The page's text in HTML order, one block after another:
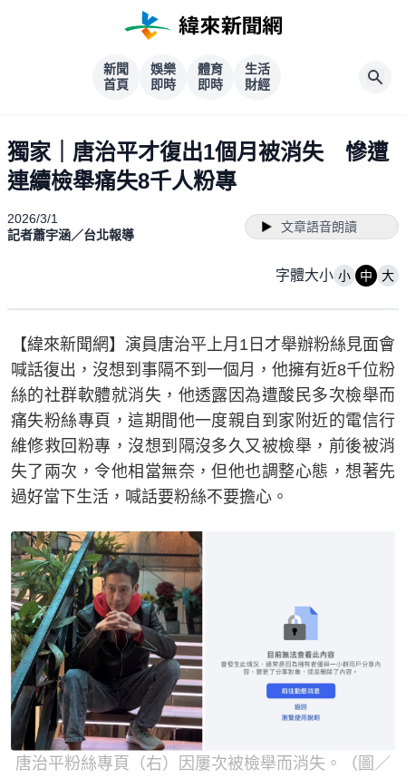
新聞
首頁
娛樂
即時
體育
即時
生活
財經
獨家｜唐治平才復出1個月被消失 慘遭
連續檢舉痛失8千人粉專
2026/3/1
記者蕭宇涵／台北報導
文章語音朗讀
字體大小 小 中 大
【緯來新聞網】演員唐治平上月1日才舉辦粉絲見面會
喊話復出，沒想到事隔不到一個月，他擁有近8千位粉
絲的社群軟體就消失，他透露因為遭酸民多次檢舉而
痛失粉絲專頁，這期間他一度親自到家附近的電信行
維修救回粉專，沒想到隔沒多久又被檢舉，前後被消
失了兩次，令他相當無奈，但他也調整心態，想著先
過好當下生活，喊話要粉絲不要擔心。
唐治平粉絲專頁（右）因屢次被檢舉而消失。（圖／